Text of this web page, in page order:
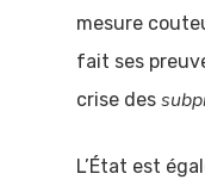
mesure
fait ses
crise des
L’État est